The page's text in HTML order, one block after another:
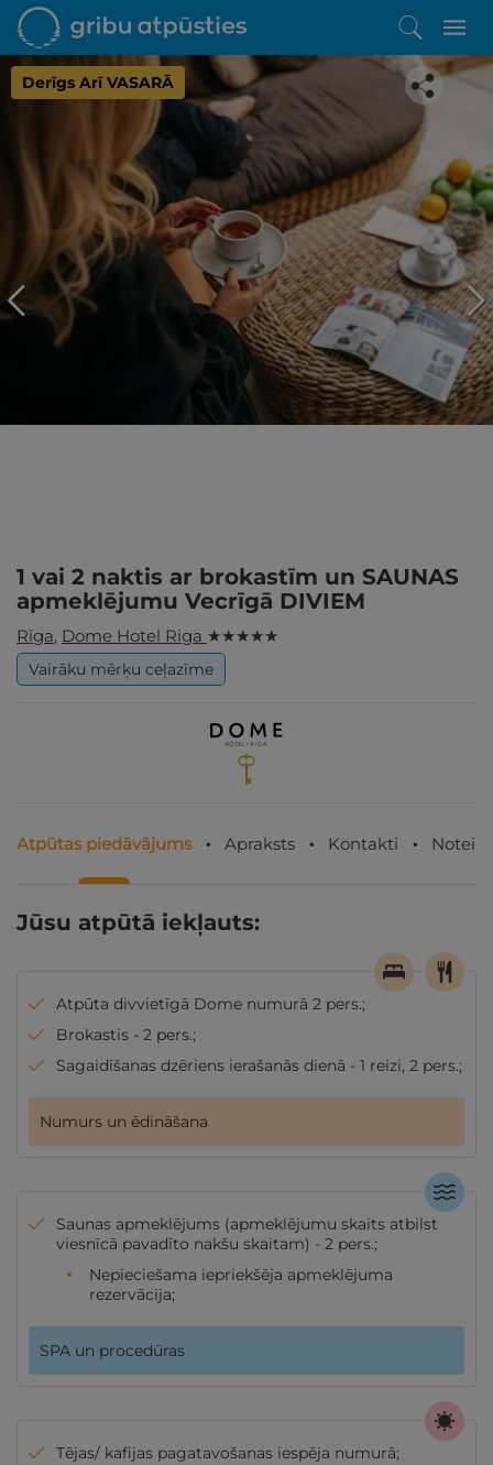
Derīgs Arī VASARĀ
Iepatikās šis piedāvājums?
Līdz brīnišķīgai atpūtai atlikuši tikai daži soļi
PĒRKU
1 vai 2 naktis ar brokastīm un SAUNAS
apmeklējumu Vecrīgā DIVIEM
Rīga, Dome Hotel Riga ★ ★ ★ ★ ★
Vairāku mērķu ceļazīme
Atpūtas piedāvājums Apraksts Kontakti
Jūsu atpūtā iekļauts:
Atpūta divvietīgā Dome numurā 2 pers.;
Brokastis - 2 pers.;
Sagaidīšanas dzēriens ierašanās dienā - 1 reizi, 2 pers.;
Numurs un ēdināšana
Saunas apmeklējums (apmeklējumu skaits atbilst
viesnīcā pavadīto nakšu skaitam) - 2 pers.;
Nepieciešama iepriekšēja apmeklējuma
rezervācija;
SPA un procedūras
Tējas/ kafijas pagatavošanas iespēja numurā;